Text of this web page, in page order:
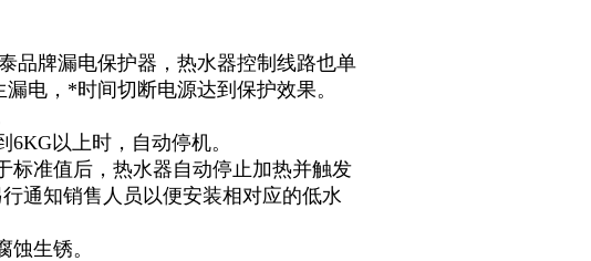
品牌漏电保护器，热水器控制线路也单
电，*时间切断电源达到保护效果。
以上时，自动停机。
标准值后，热水器自动停止加热并触发
通知销售人员以便安装相对应的低水
生锈。